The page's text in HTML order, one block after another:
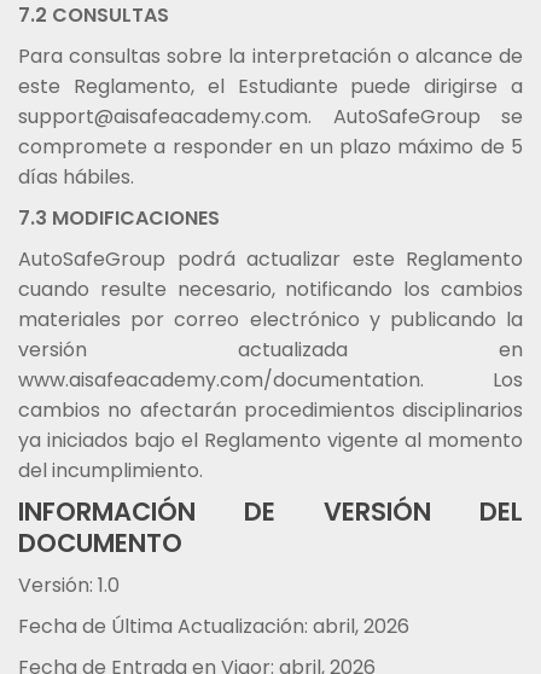
7.2 CONSULTAS
Para consultas sobre la interpretación o alcance de
este Reglamento, el Estudiante puede dirigirse a
support@aisafeacademy.com. AutoSafeGroup se
compromete a responder en un plazo máximo de 5
días hábiles.
7.3 MODIFICACIONES
AutoSafeGroup podrá actualizar este Reglamento
cuando resulte necesario, notificando los cambios
materiales por correo electrónico y publicando la
versión actualizada en
www.aisafeacademy.com/documentation. Los
cambios no afectarán procedimientos disciplinarios
ya iniciados bajo el Reglamento vigente al momento
del incumplimiento.
INFORMACIÓN DE VERSIÓN DEL
DOCUMENTO
Versión: 1.0
Fecha de Última Actualización: abril, 2026
Fecha de Entrada en Vigor: abril, 2026